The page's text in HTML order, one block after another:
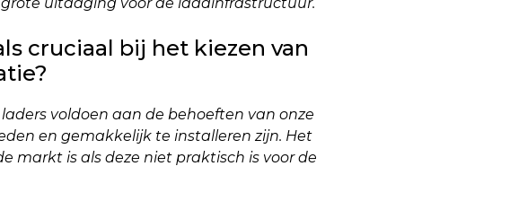
cruciaal bij het kiezen van
voldoen aan de behoeften van onze
en gemakkelijk te installeren zijn. Het
markt is als deze niet praktisch is voor de